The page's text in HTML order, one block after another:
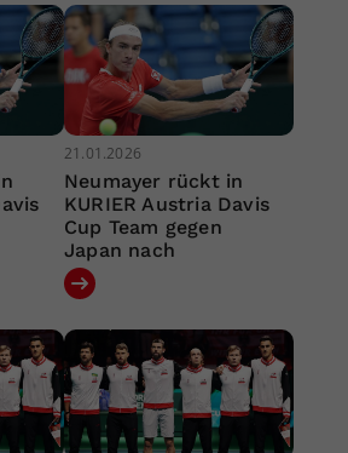
21.01.2026
Neumayer rückt in
KURIER Austria Davis
Cup Team gegen
Japan nach